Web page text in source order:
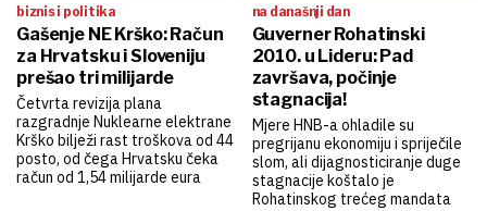
biznis i politika
Gašenje NE Krško: Račun
za Hrvatsku i Sloveniju
prešao tri milijarde
Četvrta revizija plana
razgradnje Nuklearne elektrane
Krško bilježi rast troškova od 44
posto, od čega Hrvatsku čeka
račun od 1,54 milijarde eura
na današnji dan
Guverner Rohatinski
2010. u Lideru: Pad
završava, počinje
stagnacija!
Mjere HNB-a ohladile su
pregrijanu ekonomiju i spriječile
slom, ali dijagnosticiranje duge
stagnacije koštalo je
Rohatinskog trećeg mandata